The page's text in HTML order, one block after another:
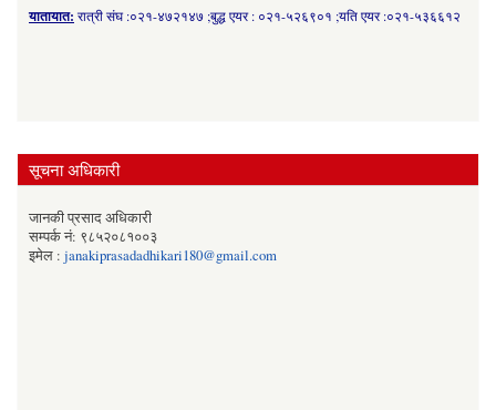
यातायात: रात्री संघ :०२१-४७२१४७ ;बुद्ध एयर : ०२१-५२६९०१ ;यति एयर :०२१-५३६६१२
सूचना अधिकारी
जानकी प्रसाद अधिकारी
सम्पर्क नं: ९८५२०८१००३
इमेल : janakiprasadadhikari180@gmail.com